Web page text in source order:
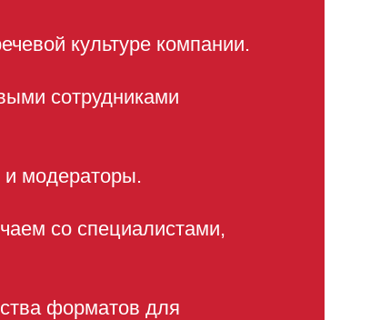
культуре компании.
сотрудниками
и модераторы.
со специалистами,
форматов для